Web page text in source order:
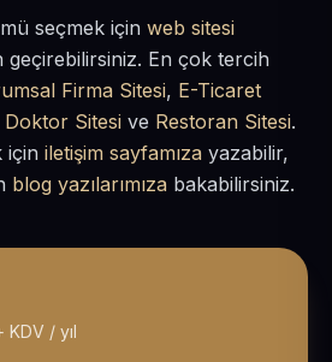
seçmek için web sitesi
geçirebilirsiniz. En çok tercih
Firma Sitesi, E-Ticaret
Doktor Sitesi ve Restoran Sitesi.
için iletişim sayfamıza yazabilir,
blog yazılarımıza bakabilirsiniz.
KDV / yıl